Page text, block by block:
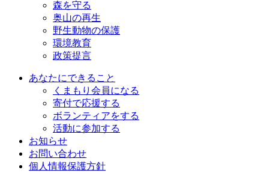
森を守る
奥山の再生
野生動物の保護
環境教育
政策提言
あなたにできること
くまもり会員になる
寄付で応援する
ボランティアをする
活動に参加する
お知らせ
お問い合わせ
個人情報保護方針